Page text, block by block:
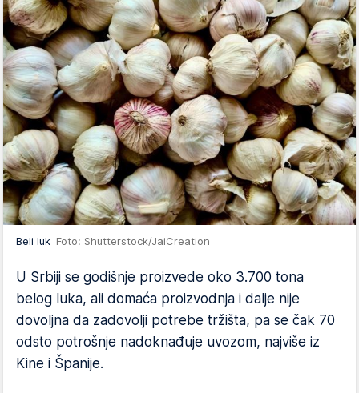
Beli luk Foto: Shutterstock/JaiCreation
U Srbiji se godišnje proizvede oko 3.700 tona
belog luka, ali domaća proizvodnja i dalje nije
dovoljna da zadovolji potrebe tržišta, pa se čak 70
odsto potrošnje nadoknađuje uvozom, najviše iz
Kine i Španije.